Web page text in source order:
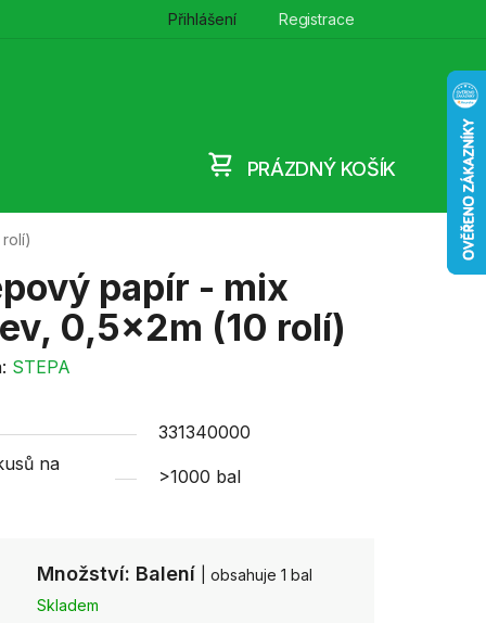
Přihlášení Registrace
PRÁZDNÝ KOŠÍK
papír - mix
0,5x2m (10 rolí)
STEPA
Množství: Balení
| obsahuje 1 bal
Skladem
331340000
na
>1000 bal